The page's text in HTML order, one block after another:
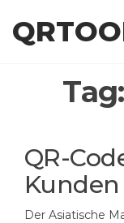
Tag:
QR-
Der Asiatische